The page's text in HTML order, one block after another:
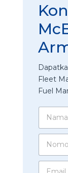
Fleet
Fuel
N
m
N
m
E